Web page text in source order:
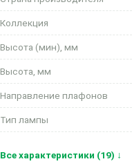
Коллекция
Высота (мин), мм
Высота, мм
Направление плафонов
Тип лампы
Все характеристики (19) ↓